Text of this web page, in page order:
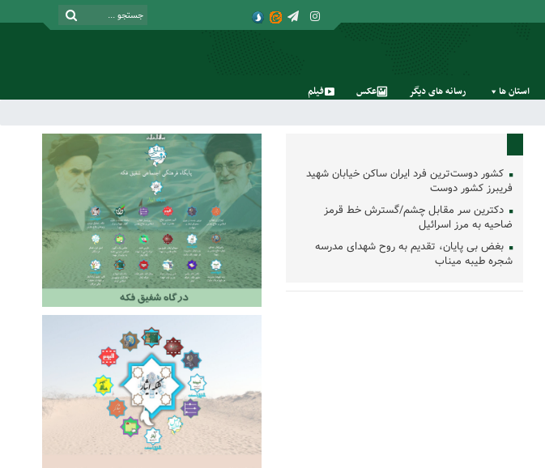
استان‌ ها رسانه‌ های‌ دیگر عکس فیلم
کشور دوست‌ترین فرد ایران ساکن خیابان شهید
فریبرز کشور دوست
دکترین سر مقابل چشم/گسترش خط قرمز
ضاحیه به مرز اسرائیل
بغض بی پایان، تقدیم به روح شهدای مدرسه
شجره طیبه میناب